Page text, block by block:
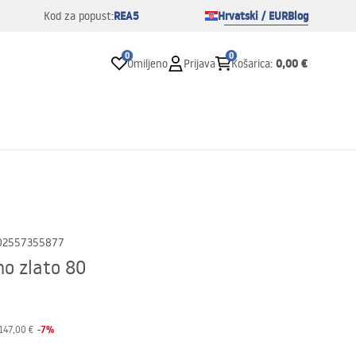
Kod za popust:REA5 Hrvatski / EURBlog
0
Omiljeno Prijava
0
Košarica: 0,00 €
zlato 80
€ -7%